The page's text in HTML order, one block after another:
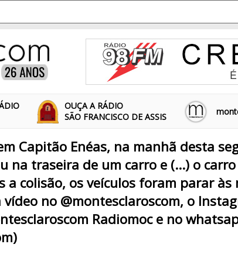
OUÇA A RÁDIO
SÃO FRANCISCO DE ASSIS
Capitão Enéas, na manhã desta
na traseira de um carro e (...) o
a colisão, os veículos foram parar às
vídeo no @montesclaroscom, o
Radiomoc e no